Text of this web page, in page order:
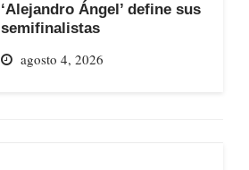
‘Alejandro Ángel’ define sus
semifinalistas
agosto 4, 2026